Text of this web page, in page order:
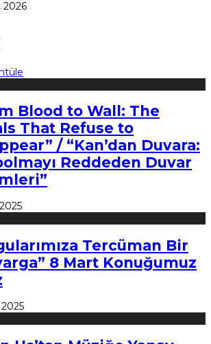
2026
Blood to Wall: The
That Refuse to
/ “Kan’dan Duvara:
Reddeden Duvar
Tercüman Bir
8 Mart Konuğumuz